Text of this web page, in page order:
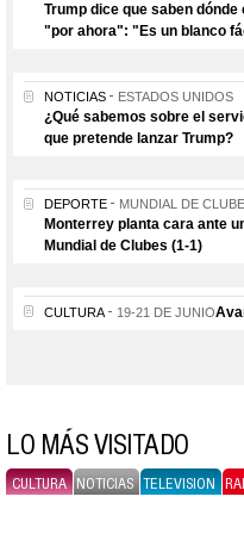
Trump dice que saben
"por ahora": "Es un blanco
NOTICIAS ESTADOS UNIDOS
¿Qué sabemos sobre el
que pretende lanzar Trump?
DEPORTE MUNDIAL DE
Monterrey planta cara ante
Mundial de Clubes (1-1)
CULTURA 19-21 DE JUNIO
LO MÁS VISITADO
CULTURA NOTICIAS TELEVISION